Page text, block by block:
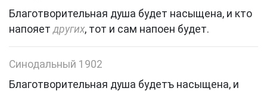
Благотворительная душа будет насыщена, и кто
напояет других, тот и сам напоен будет.
Синодальный 1902
Благотворительная душа будетъ насыщена, и